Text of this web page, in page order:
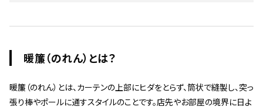
暖簾（のれん）とは？
暖簾（のれん）とは、カーテンの上部にヒダをとらず、筒状で縫製し、突っ
張り棒やポールに通すスタイルのことです。店先やお部屋の境界に日よ